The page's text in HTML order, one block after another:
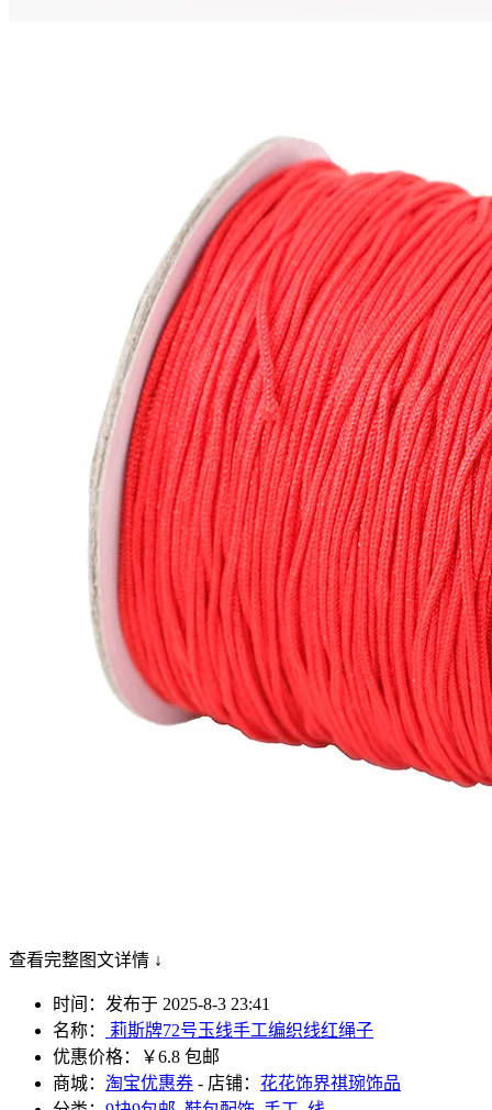
查看完整图文详情 ↓
时间：发布于 2025-8-3 23:41
名称：
莉斯牌72号玉线手工编织线红绳子
优惠价格：
￥6.8 包邮
商城： 淘宝优惠券 - 店铺： 花花饰界祺琬饰品